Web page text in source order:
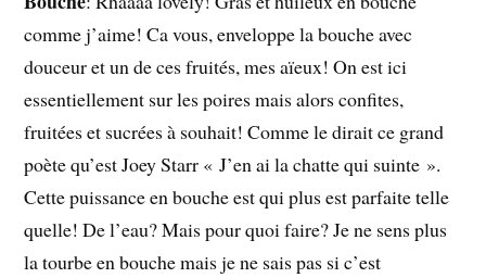
comme j’aime! Ca vous, enveloppe la bouche avec
douceur et un de ces fruités, mes aïeux! On est ici
essentiellement sur les poires mais alors confites,
fruitées et sucrées à souhait! Comme le dirait ce grand
poète qu’est Joey Starr « J’en ai la chatte qui suinte ».
Cette puissance en bouche est qui plus est parfaite telle
quelle! De l’eau? Mais pour quoi faire? Je ne sens plus
la tourbe en bouche mais je ne sais pas si c’est